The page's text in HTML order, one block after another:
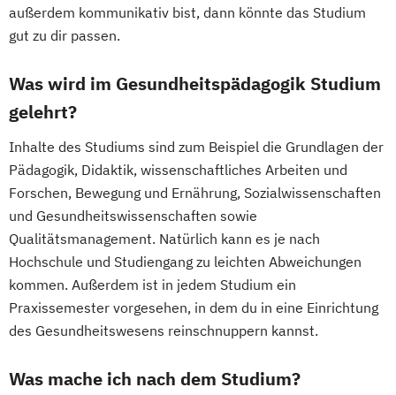
außerdem kommunikativ bist, dann könnte das Studium
gut zu dir passen.
Was wird im Gesundheitspädagogik Studium
gelehrt?
Inhalte des Studiums sind zum Beispiel die Grundlagen der
Pädagogik, Didaktik, wissenschaftliches Arbeiten und
Forschen, Bewegung und Ernährung, Sozialwissenschaften
und Gesundheitswissenschaften sowie
Qualitätsmanagement. Natürlich kann es je nach
Hochschule und Studiengang zu leichten Abweichungen
kommen. Außerdem ist in jedem Studium ein
Praxissemester vorgesehen, in dem du in eine Einrichtung
des Gesundheitswesens reinschnuppern kannst.
Was mache ich nach dem Studium?